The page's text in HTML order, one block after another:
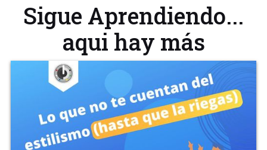
Sigue Aprendiendo...
aqui hay más